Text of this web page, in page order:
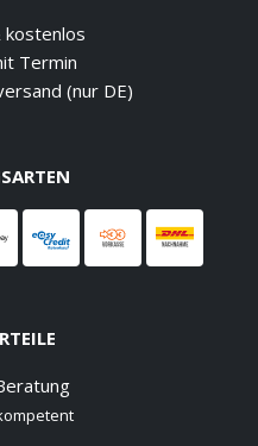
kostenlos
Termin
(nur DE)